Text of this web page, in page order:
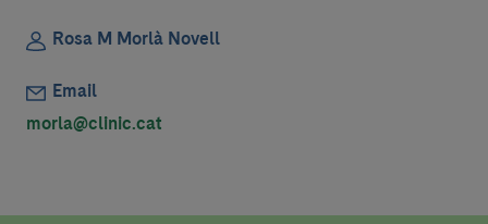
Rosa M Morlà Novell
Email
morla@clinic.cat